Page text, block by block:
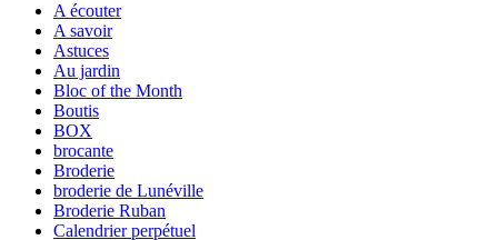
A écouter
A savoir
Astuces
Au jardin
Bloc of the Month
Boutis
BOX
brocante
Broderie
broderie de Lunéville
Broderie Ruban
Calendrier perpétuel